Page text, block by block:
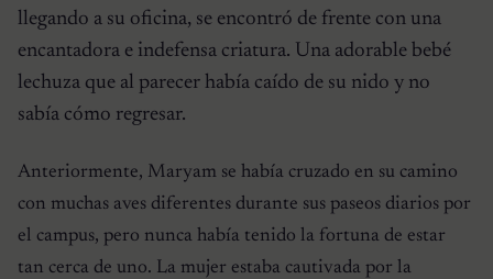
llegando a su oficina, se encontró de frente con una
encantadora e indefensa criatura. Una adorable bebé
lechuza que al parecer había caído de su nido y no
sabía cómo regresar.
Anteriormente, Maryam se había cruzado en su camino
con muchas aves diferentes durante sus paseos diarios por
el campus, pero nunca había tenido la fortuna de estar
tan cerca de uno. La mujer estaba cautivada por la